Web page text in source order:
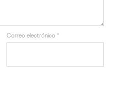
Correo electrónico *